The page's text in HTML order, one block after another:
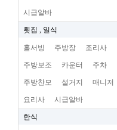
시급알바
횟집 , 일식
홀서빙 주방장 조리사
주방보조 카운터 주차
주방찬모 설거지 매니저
요리사 시급알바
한식